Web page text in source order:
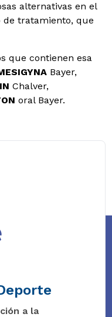
alternativas en el
de tratamiento, que
que contienen esa
Bayer,
Chalver,
oral Bayer.
a la